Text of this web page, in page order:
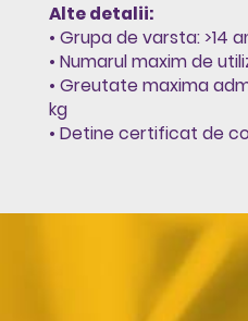
Alte detalii:
• Grupa de varsta: >14
• Numarul maxim de
• Greutate maxima
kg
• Detine certificat de